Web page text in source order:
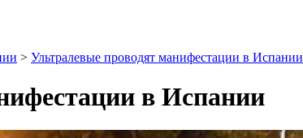
> Ультралевые проводят манифестации в Испании
в Испании